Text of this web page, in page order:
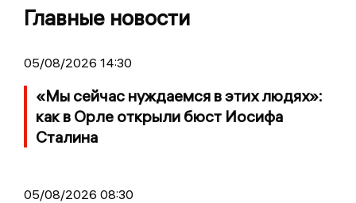
Главные новости
05/08/2026 14:30
«Мы сейчас нуждаемся в этих людях»:
как в Орле открыли бюст Иосифа
Сталина
05/08/2026 08:30